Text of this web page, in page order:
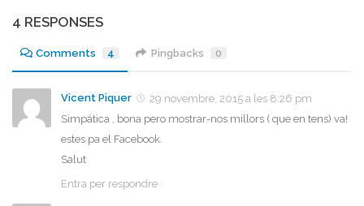
4 RESPONSES
Comments 4 Pingbacks 0
Vicent Piquer
29 novembre, 2015 a les 8:26 pm
Simpática , bona pero mostrar-nos millors ( que en tens) va!
estes pa el Facebook.
Salut
Entra per respondre